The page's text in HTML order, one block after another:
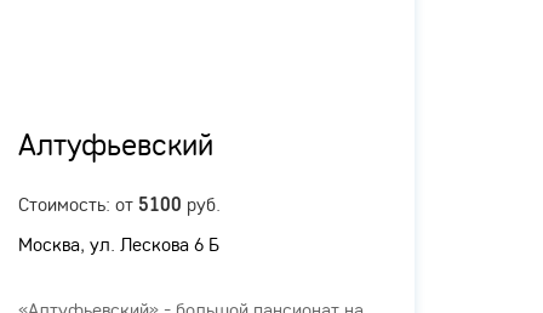
Алтуфьевский
Стоимость: от 5100 руб.
Москва, ул. Лескова 6 Б